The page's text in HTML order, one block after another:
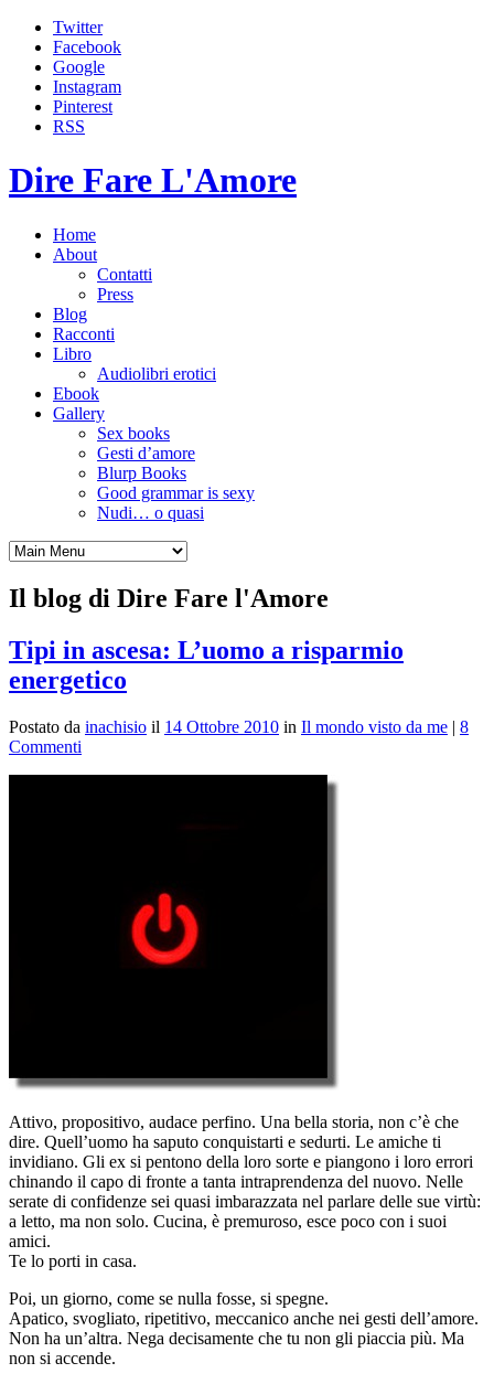
Twitter
Facebook
Google
Instagram
Pinterest
RSS
Dire Fare L'Amore
Home
About
Contatti
Press
Blog
Racconti
Libro
Audiolibri erotici
Ebook
Gallery
Sex books
Gesti d’amore
Blurp Books
Good grammar is sexy
Nudi… o quasi
Il blog di Dire Fare l'Amore
Tipi in ascesa: L’uomo a risparmio
energetico
Postato da inachisio il 14 Ottobre 2010 in Il mondo visto da me | 8
Commenti
Attivo, propositivo, audace perfino. Una bella storia, non c’è che
dire. Quell’uomo ha saputo conquistarti e sedurti. Le amiche ti
invidiano. Gli ex si pentono della loro sorte e piangono i loro errori
chinando il capo di fronte a tanta intraprendenza del nuovo. Nelle
serate di confidenze sei quasi imbarazzata nel parlare delle sue virtù:
a letto, ma non solo. Cucina, è premuroso, esce poco con i suoi
amici.
Te lo porti in casa.
Poi, un giorno, come se nulla fosse, si spegne.
Apatico, svogliato, ripetitivo, meccanico anche nei gesti dell’amore.
Non ha un’altra. Nega decisamente che tu non gli piaccia più. Ma
non si accende.